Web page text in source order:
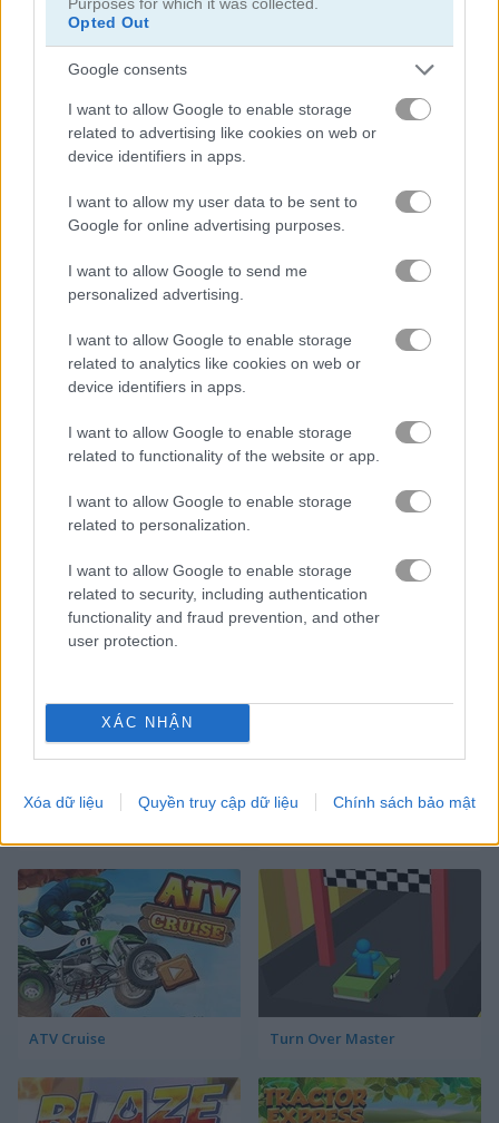
Opted Out
Google consents
I want to allow Google to enable storage
related to advertising like cookies on web or
device identifiers in apps.
I want to allow my user data to be sent to
Google for online advertising purposes.
I want to allow Google to send me
personalized advertising.
I want to allow Google to enable storage
related to analytics like cookies on web or
device identifiers in apps.
I want to allow Google to enable storage
related to functionality of the website or app.
I want to allow Google to enable storage
related to personalization.
I want to allow Google to enable storage
related to security, including authentication
functionality and fraud prevention, and other
user protection.
XÁC NHẬN
Xóa dữ liệu Quyền truy cập dữ liệu Chính sách bảo mật
Drive Crazy Realistic Wheelbarrow
Road Madness Sort Parking
ATV Cruise Turn Over Master